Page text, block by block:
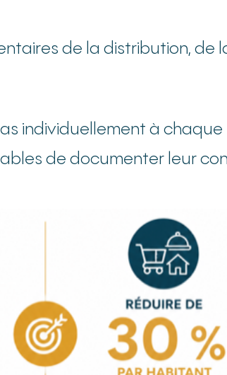
de la distribution, de
individuellement à
de documenter leur